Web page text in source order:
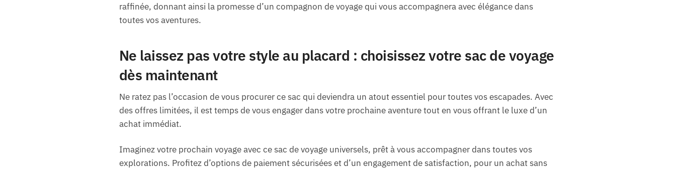
raffinée, donnant ainsi la promesse d’un compagnon de voyage qui vous accompagnera avec élégance dans
toutes vos aventures.
Ne laissez pas votre style au placard : choisissez votre sac de voyage
dès maintenant
Ne ratez pas l’occasion de vous procurer ce sac qui deviendra un atout essentiel pour toutes vos escapades. Avec
des offres limitées, il est temps de vous engager dans votre prochaine aventure tout en vous offrant le luxe d’un
achat immédiat.
Imaginez votre prochain voyage avec ce sac de voyage universels, prêt à vous accompagner dans toutes vos
explorations. Profitez d’options de paiement sécurisées et d’un engagement de satisfaction, pour un achat sans